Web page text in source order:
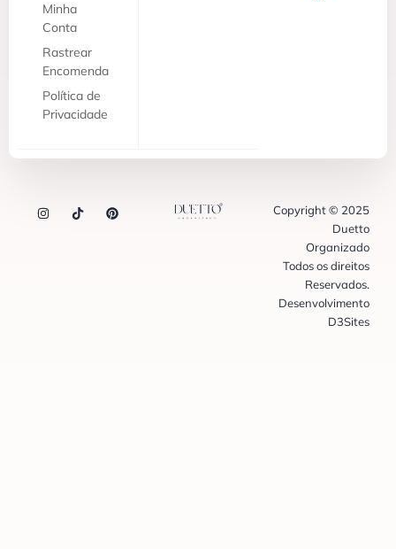
Minha
Conta
Rastrear
Encomenda
Política de
Privacidade
Copyright © 2025
Duetto
Organizado
Todos os direitos
Reservados.
Desenvolvimento
D3Sites